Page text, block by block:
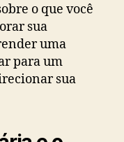
o que você
sua
uma
para um
sua